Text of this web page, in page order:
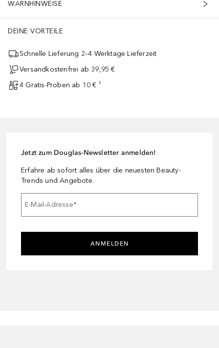
WARNHINWEISE
DEINE VORTEILE
Schnelle Lieferung 2–4 Werktage Lieferzeit
Versandkostenfrei ab 39,95 €
4 Gratis-Proben ab 10 € ¹
Jetzt zum Douglas-Newsletter anmelden!
Erfahre ab sofort alles über die neuesten Beauty-
Trends und Angebote.
E-Mail-Adresse*
ANMELDEN